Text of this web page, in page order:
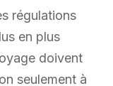
régulations
en plus
doivent
seulement à